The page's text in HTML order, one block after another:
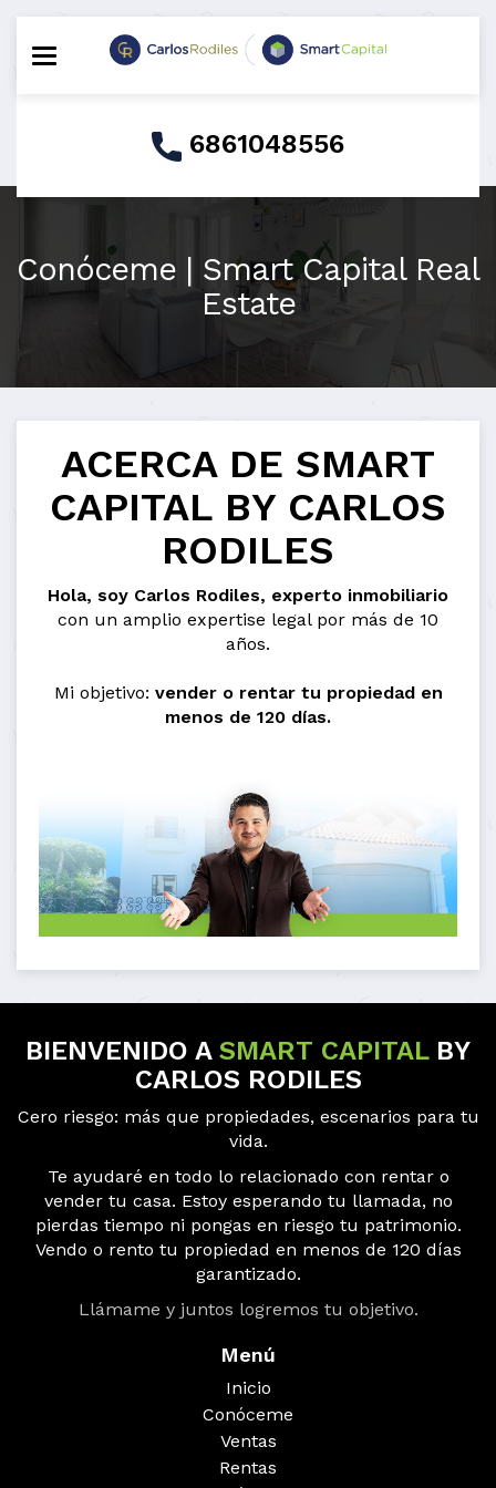
Toggle navigation
6861048556
Conóceme | Smart Capital Real
Estate
ACERCA DE SMART
CAPITAL BY CARLOS
RODILES
Hola, soy Carlos Rodiles, experto inmobiliario
con un amplio expertise legal por más de 10
años.
Mi objetivo: vender o rentar tu propiedad en
menos de 120 días.
BIENVENIDO A SMART CAPITALBY
CARLOS RODILES
Cero riesgo: más que propiedades, escenarios para tu
vida.
Te ayudaré en todo lo relacionado con rentar o
vender tu casa. Estoy esperando tu llamada, no
pierdas tiempo ni pongas en riesgo tu patrimonio.
Vendo o rento tu propiedad en menos de 120 días
garantizado.
Llámame y juntos logremos tu objetivo.
Menú
Inicio
Conóceme
Ventas
Rentas